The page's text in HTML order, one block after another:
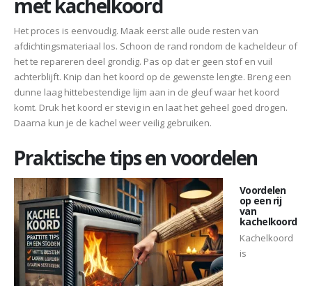
met kachelkoord
Het proces is eenvoudig. Maak eerst alle oude resten van
afdichtingsmateriaal los. Schoon de rand rondom de kacheldeur of
het te repareren deel grondig. Pas op dat er geen stof en vuil
achterblijft. Knip dan het koord op de gewenste lengte. Breng een
dunne laag hittebestendige lijm aan in de gleuf waar het koord
komt. Druk het koord er stevig in en laat het geheel goed drogen.
Daarna kun je de kachel weer veilig gebruiken.
Praktische tips en voordelen
Voordelen
op een rij
van
kachelkoord
Kachelkoord
is